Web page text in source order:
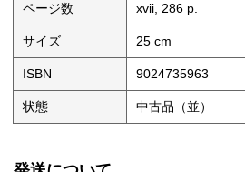
ページ数 xvii, 286 p.
サイズ 25 cm
ISBN 9024735963
状態 中古品（並）